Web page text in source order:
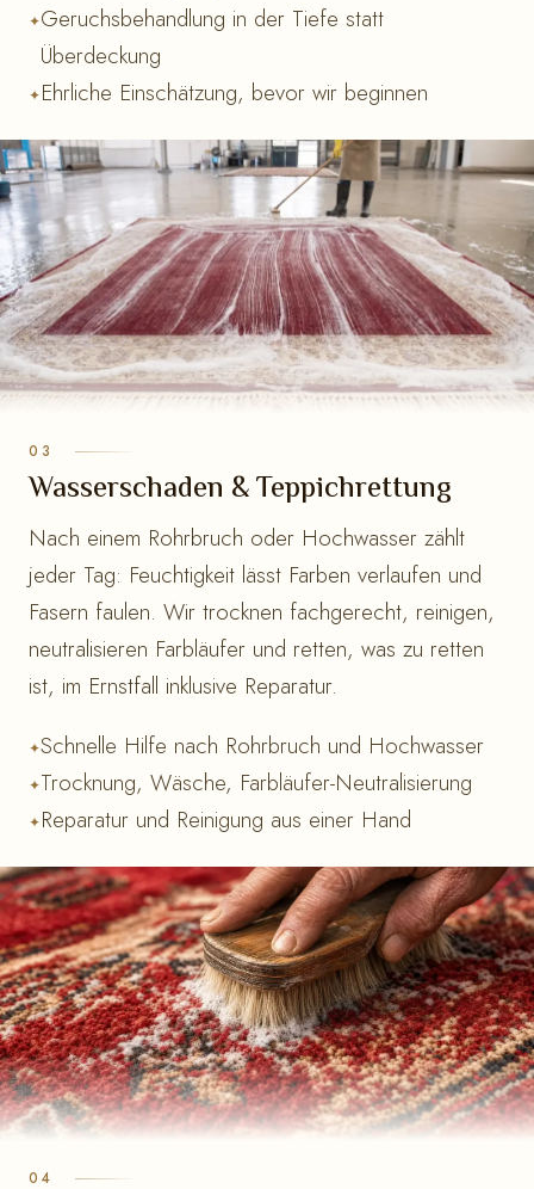
Geruchsbehandlung in der Tiefe statt
Überdeckung
Ehrliche Einschätzung, bevor wir beginnen
Wasserschaden & Teppichrettung
Nach einem Rohrbruch oder Hochwasser zählt
jeder Tag: Feuchtigkeit lässt Farben verlaufen und
Fasern faulen. Wir trocknen fachgerecht, reinigen,
neutralisieren Farbläufer und retten, was zu retten
ist, im Ernstfall inklusive Reparatur.
Schnelle Hilfe nach Rohrbruch und Hochwasser
Trocknung, Wäsche, Farbläufer-Neutralisierung
Reparatur und Reinigung aus einer Hand